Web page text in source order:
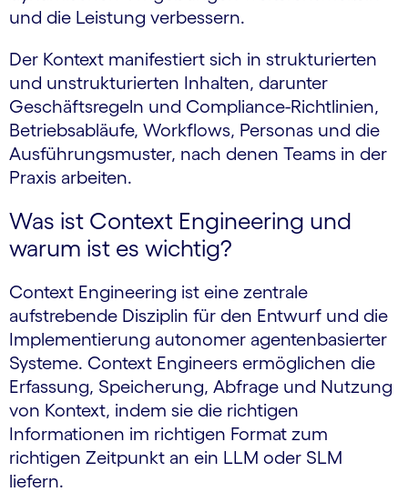
und die Leistung verbessern.
Der Kontext manifestiert sich in strukturierten
und unstrukturierten Inhalten, darunter
Geschäftsregeln und Compliance-Richtlinien,
Betriebsabläufe, Workflows, Personas und die
Ausführungsmuster, nach denen Teams in der
Praxis arbeiten.
Was ist Context Engineering und
warum ist es wichtig?
Context Engineering ist eine zentrale
aufstrebende Disziplin für den Entwurf und die
Implementierung autonomer agentenbasierter
Systeme. Context Engineers ermöglichen die
Erfassung, Speicherung, Abfrage und Nutzung
von Kontext, indem sie die richtigen
Informationen im richtigen Format zum
richtigen Zeitpunkt an ein LLM oder SLM
liefern.